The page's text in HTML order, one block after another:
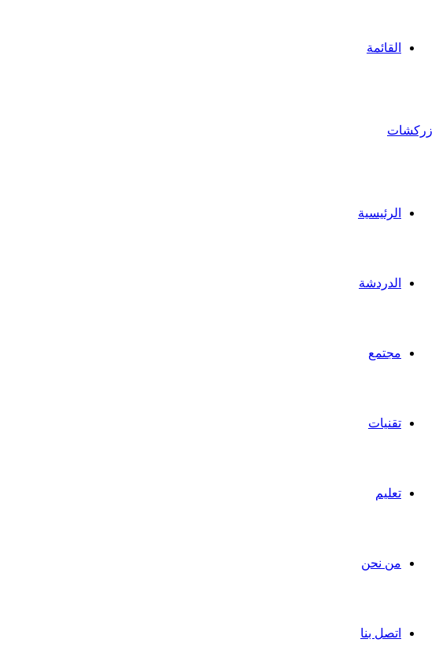
القائمة
زركشات
الرئيسية
الدردشة
مجتمع
تقنيات
تعليم
من نحن
اتصل بنا